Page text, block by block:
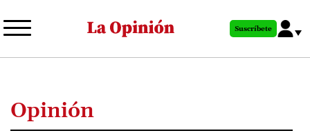
al
principal
Suscríbete
Opinión